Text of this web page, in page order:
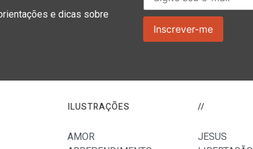
e dicas sobre
ILUSTRAÇÕES
AMOR
//
JESUS